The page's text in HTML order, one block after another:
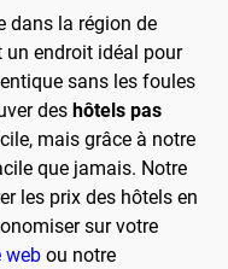
dans la région de
un endroit idéal pour
sans les foules
des hôtels pas
mais grâce à notre
que jamais. Notre
les prix des hôtels en
sur votre
web ou notre